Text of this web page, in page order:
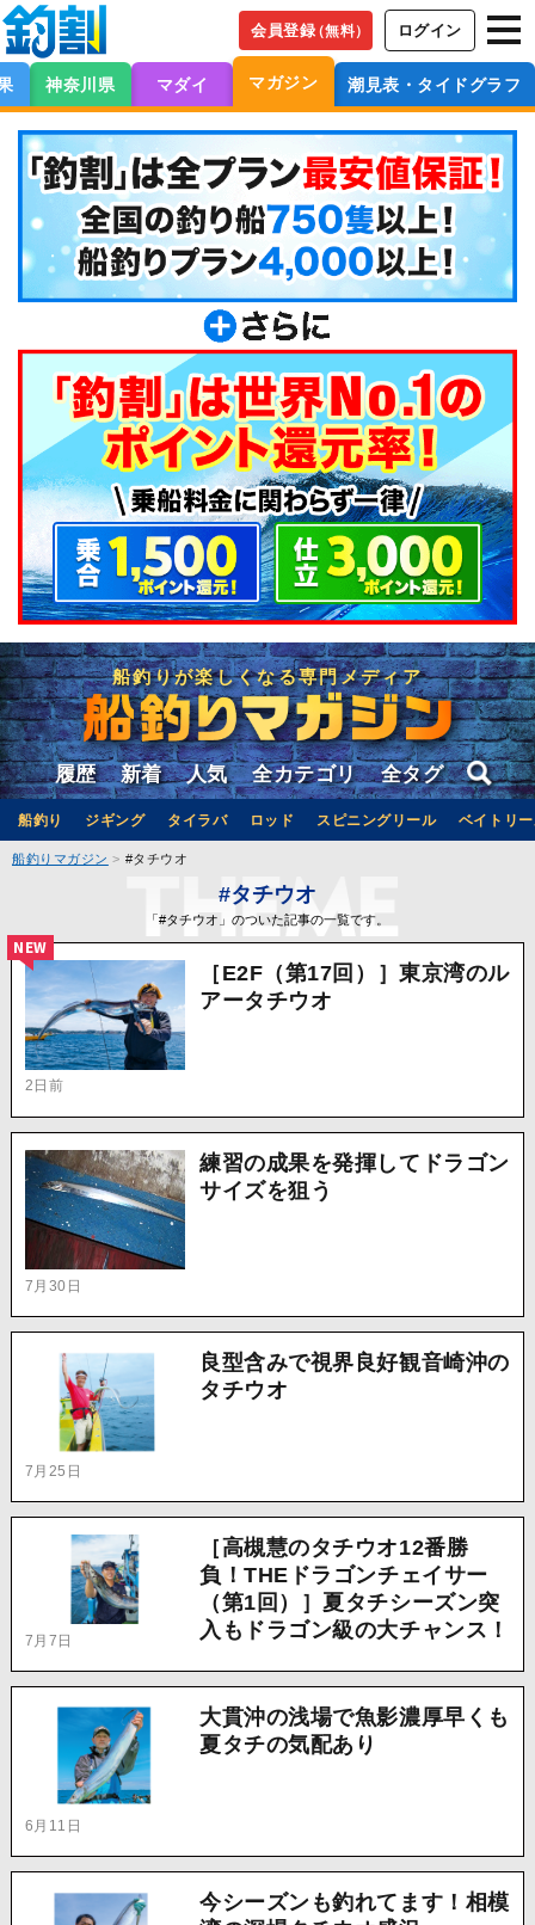
会員登録（無料） ログイン
神奈川県 マダイ マガジン 潮見表・タイドグラフ
船釣りが楽しくなる専門メディア
履歴 新着 人気 全カテゴリ 全タグ
船釣り ジギング タイラバ ロッド スピニングリール ベイトリ
船釣りマガジン #タチウオ
#タチウオ
「#タチウオ」のついた記事の一覧です。
2日前
［E2F（第17回）］東京湾のル
アータチウオ
NEW
7月30日
練習の成果を発揮してドラゴン
サイズを狙う
7月25日
良型含みで視界良好観音崎沖の
タチウオ
7月7日
［高槻慧のタチウオ12番勝
負！THEドラゴンチェイサー
（第1回）］夏タチシーズン突
入もドラゴン級の大チャンス！
6月11日
大貫沖の浅場で魚影濃厚早くも
夏タチの気配あり
今シーズンも釣れてます！相模